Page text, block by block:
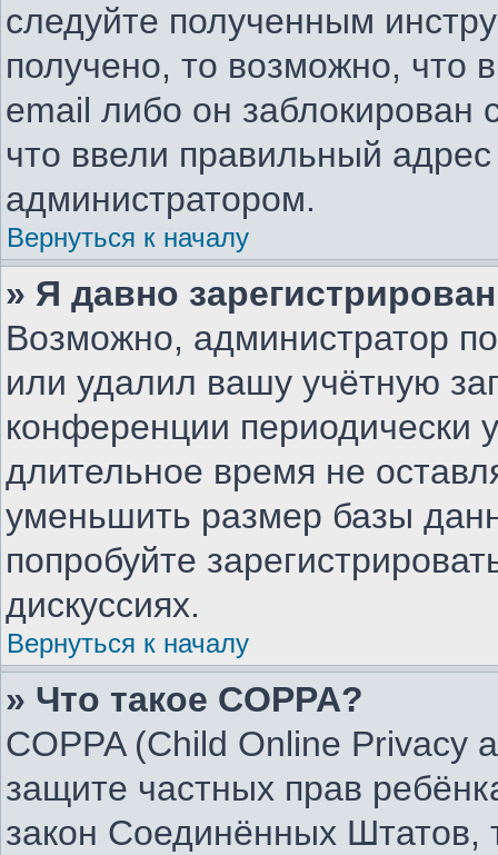
следуйте полученным
получено, то возможно, что
email либо он
что ввели правильный
администратором.
Вернуться к началу
» Я давно
Возможно, администратор
или удалил вашу учётную
конференции периодически
длительное время не
уменьшить размер базы
попробуйте
дискуссиях.
Вернуться к началу
» Что такое COPPA?
COPPA (Child Online Privacy
защите частных прав
закон Соединённых Штатов,